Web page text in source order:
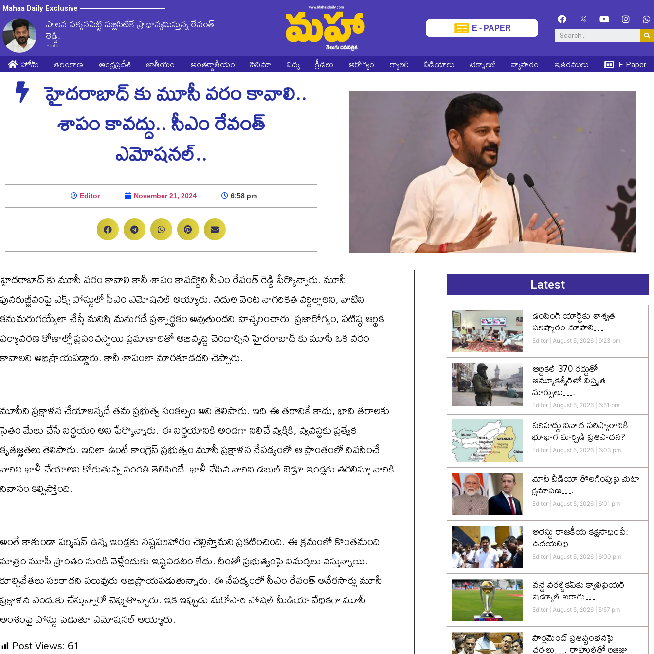
Mahaa Daily Exclusive
పాలన పక్కనపెట్టి పబ్లిసిటీకే ప్రాధాన్యమిస్తున్న రేవంత్
రెడ్డి.
Editor
E - PAPER
హోమ్ తెలంగాణ ఆంధ్రప్రదేశ్ జాతీయం అంతర్జాతీయం సినిమా విద్య క్రీడలు ఆరోగ్యం గ్యాలరీ వీడియోలు టెక్నాలజీ వ్యాపారం ఇతరములు E-Paper
హైద‌రాబాద్ కు మూసీ వ‌రం కావాలి..
శాపం కావ‌ద్దు.. సీఎం రేవంత్
ఎమోష‌న‌ల్..
Editor November 21, 2024 6:58 pm
హైద‌రాబాద్ కు మూసీ వ‌రం కావాలి కానీ శాపం కావ‌ద్దొని సీఎం రేవంత్ రెడ్డి పేర్కొన్నారు. మూసీ
పునరుజ్జీవంపై ఎక్స్ పోస్టులో సీఎం ఎమోష‌న‌ల్ అయ్యారు. న‌దుల వెంట నాగ‌రిక‌త వ‌ర్థిల్లాల‌ని, వాటిని
క‌నుమ‌రుగ‌య్యేలా చేస్తే మ‌నిషి మ‌నుగ‌డే ప్ర‌శ్నార్థ‌కం అవుతుంద‌ని హెచ్చ‌రించారు. ప్ర‌జారోగ్యం, ప‌టిష్ఠ ఆర్థిక‌
ప‌ర్యావ‌ర‌ణ కోణాల్లో ప్ర‌పంచస్థాయి ప్ర‌మాణాల‌తో అభివృద్ది చెందాల్సిన హైద‌రాబాద్ కు మూసీ ఒక వ‌రం
కావాల‌ని అభిప్రాయ‌ప‌డ్డారు. కానీ శాపంలా మార‌కూడ‌ద‌ని చెప్పారు.
మూసీని ప్ర‌క్షాళ‌న చేయాల‌న్న‌దే తమ ప్ర‌భుత్వ సంక‌ల్పం అని తెలిపారు. ఇది ఈ త‌రానికే కాదు, భావి త‌రాల‌కు
సైతం మేలు చేసే నిర్ణ‌యం అని పేర్కొన్నారు. ఈ నిర్ణ‌యానికి అండ‌గా నిలిచే వ్య‌క్తికి, వ్య‌వ‌స్థ‌కు ప్ర‌త్యేక
కృతజ్ఞ‌త‌లు తెలిపారు. ఇదిలా ఉంటే కాంగ్రెస్ ప్ర‌భుత్వం మూసీ ప్ర‌క్షాళ‌న నేప‌థ్యంలో ఆ ప్రాంతంలో నివ‌సించే
వారిని ఖాళీ చేయాల‌ని కోరుతున్న సంగ‌తి తెలిసిందే. ఖాళీ చేసిన వారిని డ‌బుల్ బెడ్రూ ఇండ్ల‌కు త‌ర‌లిస్తూ వారికి
నివాసం క‌ల్పిస్తోంది.
అంతే కాకుండా ప‌ర్మిష‌న్ ఉన్న ఇండ్ల‌కు న‌ష్ట‌ప‌రిహారం చెల్లిస్తామ‌ని ప్ర‌క‌టించింది. ఈ క్ర‌మంలో కొంత‌మంది
మాత్రం మూసీ ప్రాంతం నుండి వెళ్లేందుకు ఇష్ట‌ప‌డ‌టం లేదు. దీంతో ప్ర‌భుత్వంపై విమర్శ‌లు వ‌స్తున్నాయి.
కూల్చివేత‌లు స‌రికాద‌ని ప‌లువురు అభిప్రాయ‌ప‌డుతున్నారు. ఈ నేప‌థ్యంలో సీఎం రేవంత్ అనేక‌సార్లు మూసీ
ప్ర‌క్షాళ‌న ఎందుకు చేస్తున్నారో చెప్పుకొచ్చారు. ఇక ఇప్పుడు మ‌రోసారి సోష‌ల్ మీడియా వేధిక‌గా మూసీ
అంశంపై పోస్టు పెడుతూ ఎమోష‌న‌ల్ అయ్యారు.
Post Views:61
Latest
డంపింగ్ యార్డ్‌కు శాశ్వత
పరిష్కారం చూపాలి…
Editor August 5, 2026 9:23 pm
ఆర్టికల్ 370 రద్దుతో
జమ్మూకశ్మీర్‌లో విస్తృత
మార్పులు….
Editor August 5, 2026 6:51 pm
సరిహద్దు వివాద పరిష్కారానికి
భూభాగ మార్పిడి ప్రతిపాదన?
Editor August 5, 2026 6:03 pm
మోదీ వీడియో తొలగింపుపై మెటా
క్షమాపణ….
Editor August 5, 2026 6:01 pm
అరెస్టు రాజకీయ కక్షసాధింపే:
ఉదయనిధి
Editor August 5, 2026 6:00 pm
వన్డే వరల్డ్‌కప్‌కు క్వాలిఫైయర్
షెడ్యూల్ ఖరారు…
Editor August 5, 2026 5:57 pm
పార్లమెంట్ ప్రతిష్టంభనపై
చర్చలు…. రాహుల్‌తో రిజిజు